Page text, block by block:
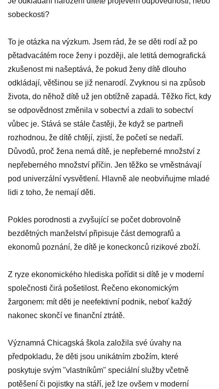
sobeckosti?
To je otázka na výzkum. Jsem rád, že se děti rodí až po
pětadvacátém roce ženy i později, ale letitá demografická
zkušenost mi našeptává, že pokud ženy dítě dlouho
odkládají, většinou se již nenarodí. Zvyknou si na způsob
života, do něhož dítě už jen obtížně zapadá. Těžko říct, kdy
se odpovědnost změnila v sobectví a zdali to sobectví
vůbec je. Stává se stále častěji, že když se partneři
rozhodnou, že dítě chtějí, zjistí, že početí se nedaří.
Důvodů, proč žena nemá dítě, je nepřeberné množství z
nepřeberného množství příčin. Jen těžko se vměstnávají
pod univerzální vysvětlení. Hlavně ale neobviňujme mladé
lidi z toho, že nemají děti.
Pokles porodnosti a zvyšující se počet dobrovolně
bezdětných manželství připisuje část demografů a
ekonomů poznání, že dítě je koneckonců rizikové zboží.
Z ryze ekonomického hlediska pořídit si dítě je v moderní
společnosti čirá pošetilost. Řečeno ekonomickým
žargonem: mít děti je neefektivní podnik, neboť každý
nakonec skončí ve finanční ztrátě.
Významná Chicagská škola založila své úvahy na
předpokladu, že děti jsou unikátním zbožím, které
poskytuje svým "vlastníkům" speciální služby včetně
potěšení či pojistky na stáří, jež lze ovšem v moderní